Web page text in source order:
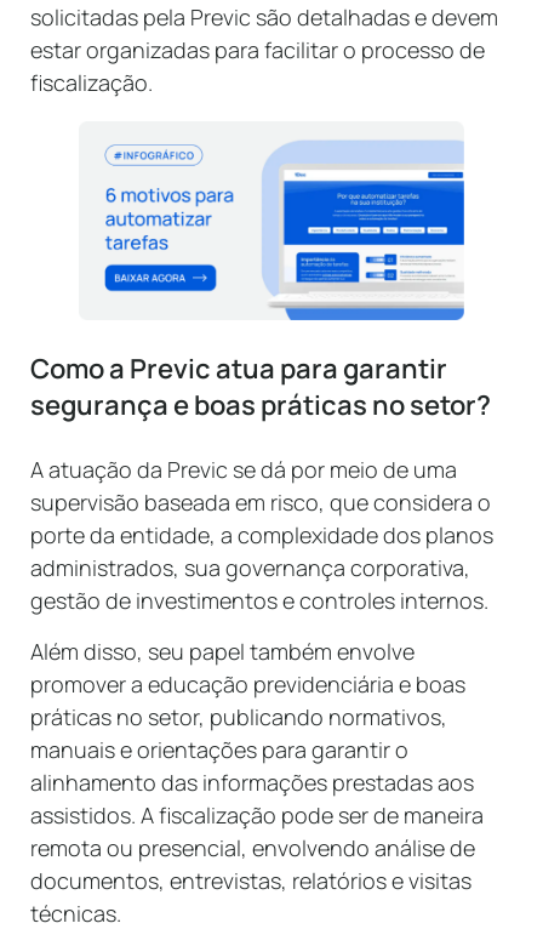
solicitadas pela Previc são detalhadas e devem
estar organizadas para facilitar o processo de
fiscalização.
Como a Previc atua para garantir
segurança e boas práticas no setor?
A atuação da Previc se dá por meio de uma
supervisão baseada em risco, que considera o
porte da entidade, a complexidade dos planos
administrados, sua governança corporativa,
gestão de investimentos e controles internos.
Além disso, seu papel também envolve
promover a educação previdenciária e boas
práticas no setor, publicando normativos,
manuais e orientações para garantir o
alinhamento das informações prestadas aos
assistidos. A fiscalização pode ser de maneira
remota ou presencial, envolvendo análise de
documentos, entrevistas, relatórios e visitas
técnicas.